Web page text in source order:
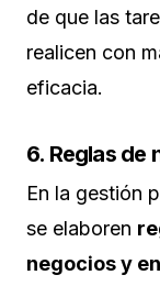
de que las
realicen con
eficacia.
6. Reglas de
En la gestión
se elaboren
negocios y